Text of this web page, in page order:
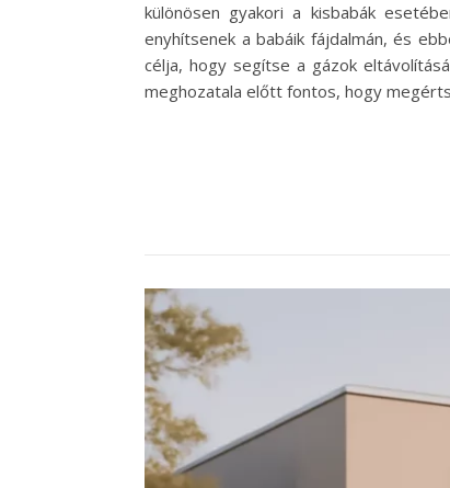
különösen gyakori a kisbabák
enyhítsenek a babáik fájdalmán, és
célja, hogy segítse a gázok
meghozatala előtt fontos, hogy